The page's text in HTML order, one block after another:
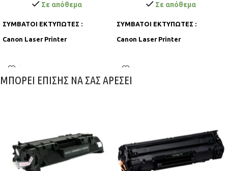
Σε απόθεμα
ΣΥΜΒΑΤΟΙ ΕΚΤΥΠΩΤΕΣ :
Canon Laser Printer
Σε απόθεμα
ΣΥΜΒΑΤΟΙ ΕΚΤΥΠΩΤΕΣ :
Canon Laser Printer
ΜΠΟΡΕΙ ΕΠΙΣΗΣ ΝΑ ΣΑΣ ΑΡΕΣΕΙ